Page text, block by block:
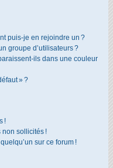
puis-je en rejoindre un ?
groupe d’utilisateurs ?
ils dans une couleur
» ?
!
sollicités !
sur ce forum !